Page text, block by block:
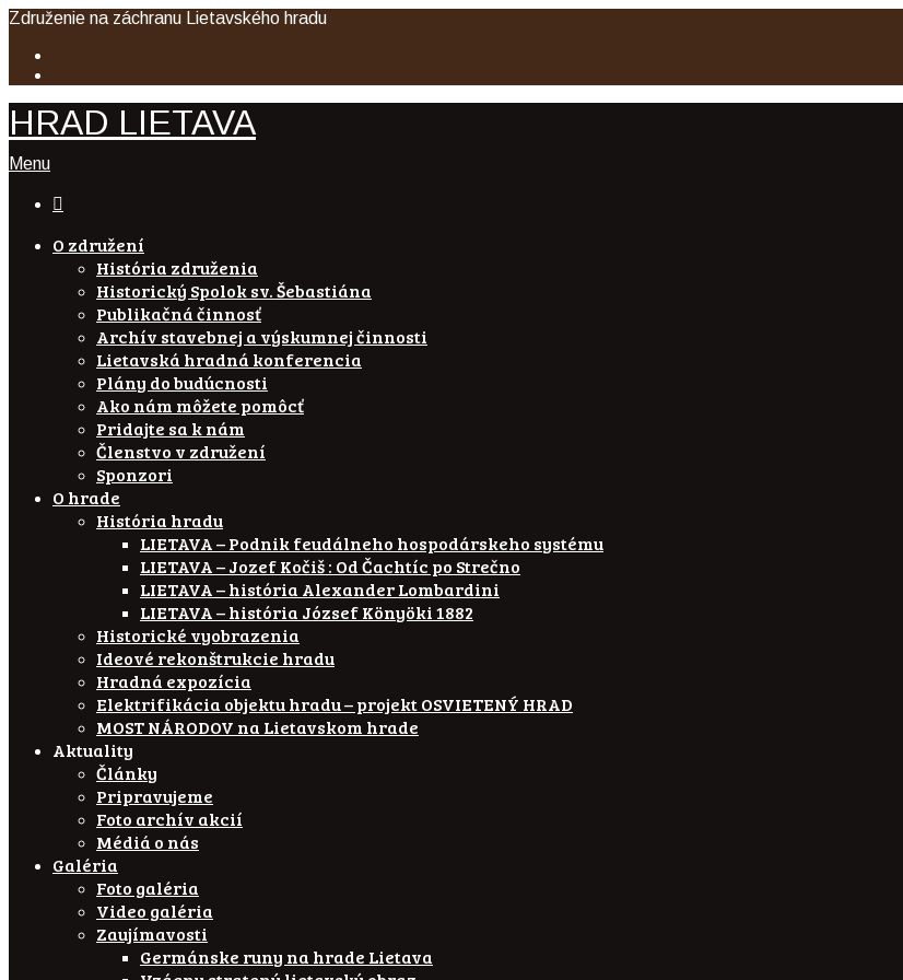
Združenie na záchranu Lietavského hradu
HRAD LIETAVA
Menu

O združení
História združenia
Historický Spolok sv. Šebastiána
Publikačná činnosť
Archív stavebnej a výskumnej činnosti
Lietavská hradná konferencia
Plány do budúcnosti
Ako nám môžete pomôcť
Pridajte sa k nám
Členstvo v združení
Sponzori
O hrade
História hradu
LIETAVA – Podnik feudálneho hospodárskeho systému
LIETAVA – Jozef Kočiš : Od Čachtíc po Strečno
LIETAVA – história Alexander Lombardini
LIETAVA – história József Könyöki 1882
Historické vyobrazenia
Ideové rekonštrukcie hradu
Hradná expozícia
Elektrifikácia objektu hradu – projekt OSVIETENÝ HRAD
MOST NÁRODOV na Lietavskom hrade
Aktuality
Články
Pripravujeme
Foto archív akcií
Médiá o nás
Galéria
Foto galéria
Video galéria
Zaujímavosti
Germánske runy na hrade Lietava